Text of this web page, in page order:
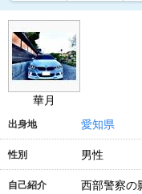
華月
出身地 愛知県
性別 男性
自己紹介
西部警察の